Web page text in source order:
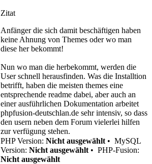
Zitat
Anfänger die sich damit beschäftigen haben
keine Ahnung von Themes oder wo man
diese her bekommt!
Nun wo man die herbekommt, werden die
User schnell herausfinden. Was die Installtion
betrifft, haben die meisten themes eine
entsprechende readme dabei, aber auch an
einer ausführlichen Dokumentation arbeitet
phpfusion-deutschlan.de sehr intensiv, so dass
den usern neben dem Forum vielerlei hilfen
zur verfügung stehen.
PHP Version: Nicht ausgewählt • MySQL
Version: Nicht ausgewählt • PHP-Fusion:
Nicht ausgewählt